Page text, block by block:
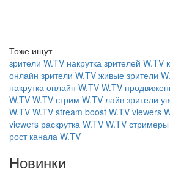
Тоже ищут
зрители W.TV накрутка зрителей W.TV
онлайн зрители W.TV живые зрители
накрутка онлайн W.TV W.TV
W.TV W.TV стрим W.TV лайв зрители
W.TV W.TV stream boost W.TV viewers
viewers раскрутка W.TV W.TV стримеры
рост канала W.TV
Новинки